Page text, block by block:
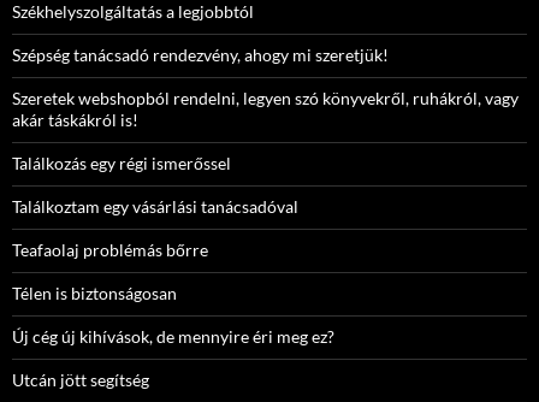
Székhelyszolgáltatás a legjobbtól
Szépség tanácsadó rendezvény, ahogy mi szeretjük!
Szeretek webshopból rendelni, legyen szó könyvekről, ruhákról, vagy
akár táskákról is!
Találkozás egy régi ismerőssel
Találkoztam egy vásárlási tanácsadóval
Teafaolaj problémás bőrre
Télen is biztonságosan
Új cég új kihívások, de mennyire éri meg ez?
Utcán jött segítség